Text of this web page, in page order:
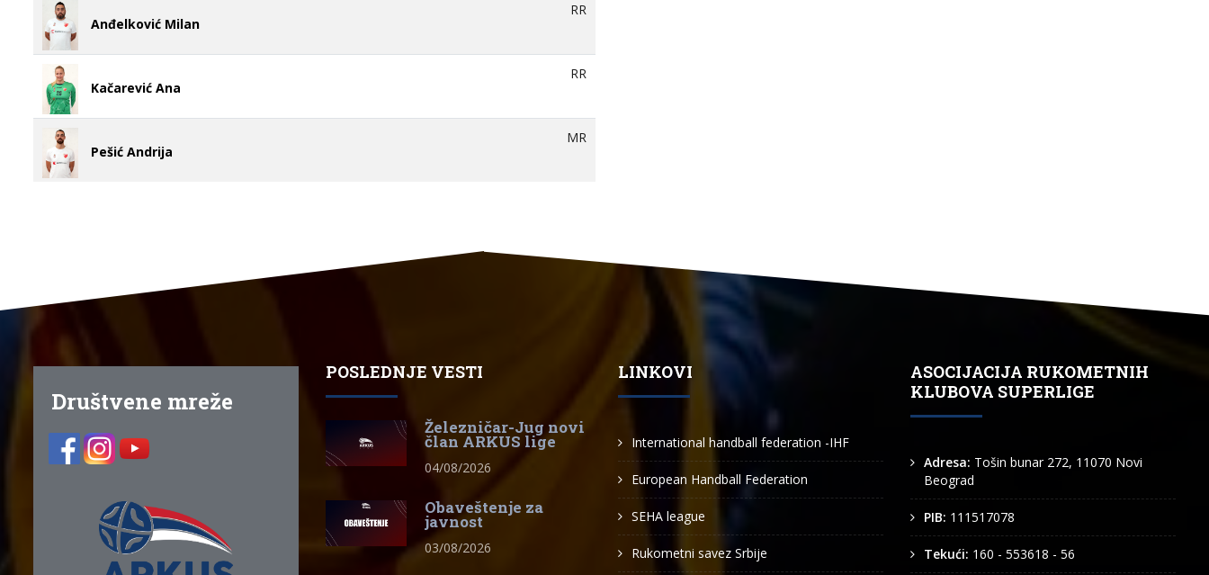
Anđelković Milan
RR
Kačarević Ana
RR
Pešić Andrija
MR
Društvene mreže
POSLEDNJE VESTI
Železničar-Jug novi
član ARKUS lige
04/08/2026
Obaveštenje za
javnost
03/08/2026
LINKOVI
International handball federation -IHF
European Handball Federation
SEHA league
Rukometni savez Srbije
ASOCIJACIJA RUKOMETNIH
KLUBOVA SUPERLIGE
Adresa: Tošin bunar 272, 11070 Novi
Beograd
PIB: 111517078
Tekući: 160 - 553618 - 56